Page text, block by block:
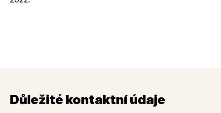
Důležité kontaktní údaje